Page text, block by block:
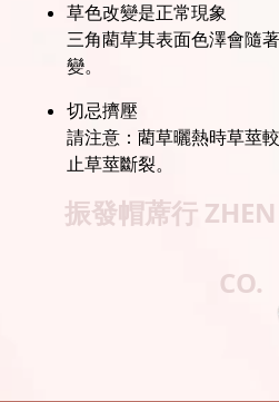
草色改變是正常現象
三角藺草其表面色澤會隨
變。
切忌擠壓
請注意：藺草曬熱時草莖
止草莖斷裂。
振發帽蓆行
CO.